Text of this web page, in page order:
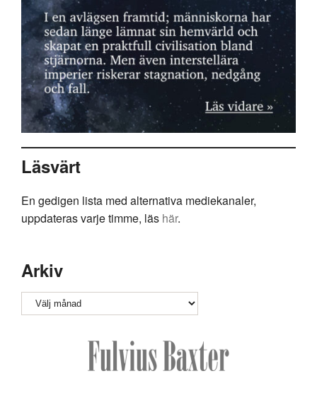
Läsvärt
En gedigen lista med alternativa mediekanaler,
uppdateras varje timme, läs här.
Arkiv
Arkiv